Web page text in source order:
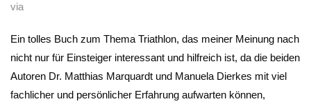
via
Ein tolles Buch zum Thema Triathlon, das meiner Meinung nach
nicht nur für Einsteiger interessant und hilfreich ist, da die beiden
Autoren Dr. Matthias Marquardt und Manuela Dierkes mit viel
fachlicher und persönlicher Erfahrung aufwarten können,